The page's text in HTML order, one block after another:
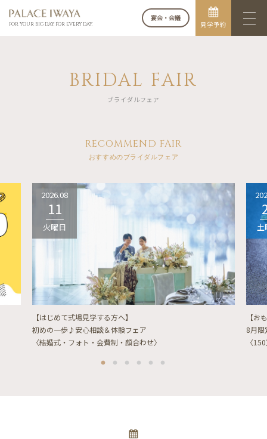
FOR YOUR BIG DAY. FOR EVERY DAY.
宴会・会議
見学予約
BRIDAL FAIR
ブライダルフェア
RECOMMEND FAIR
おすすめのブライダルフェア
2026.08
11
火曜日
【はじめて式場見学する方へ】
初めの一歩♪安心相談＆体験フェア
〈結婚式・フォト・会費制・顔合わせ〉
土
【お
8月限
〈